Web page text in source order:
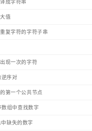
成字符串
值
复字符的字符子串
现一次的字符
序对
第一个公共节点
组中查找数字
缺失的数字